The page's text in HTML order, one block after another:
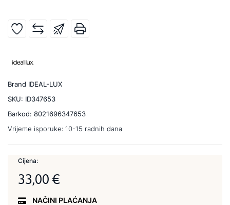
Brand IDEAL-LUX
SKU: ID347653
Barkod: 8021696347653
Vrijeme isporuke: 10-15 radnih dana
Cijena:
33,00 €
NAČINI PLAĆANJA